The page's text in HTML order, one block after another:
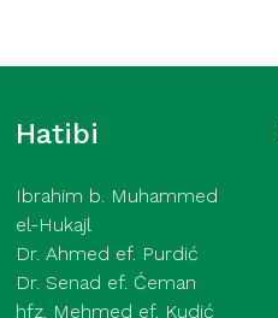
Hatibi
Ibrahim b. Muhammed
el-Hukajl
Dr. Ahmed ef. Purdić
Dr. Senad ef. Ćeman
hfz. Mehmed ef. Kudić